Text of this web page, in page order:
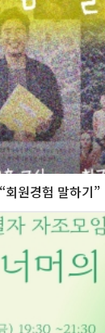
회원경험 말하기”